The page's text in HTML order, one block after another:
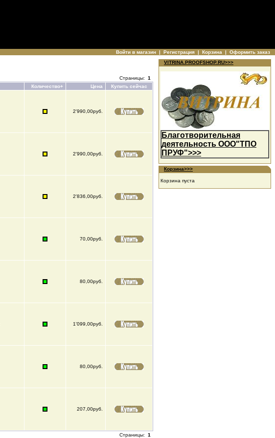
Войти в магазин | Регистрация | Корзина | Оформить заказ
Страницы: 1
Количество+ Цена Купить сейчас
2'990,00руб.
2'990,00руб.
2'836,00руб.
70,00руб.
80,00руб.
1'099,00руб.
80,00руб.
207,00руб.
Страницы: 1
VITRINA.PROOFSHOP.RU>>>
Благотворительная
деятельность ООО"ТПО
ПРУФ">>>
Корзина>>>
Корзина пуста